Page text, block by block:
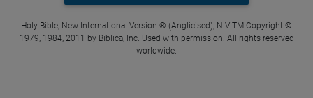
Holy Bible, New International Version ® (Anglicised), NIV TM Copyright ©
1979, 1984, 2011 by Biblica, Inc. Used with permission. All rights reserved
worldwide.